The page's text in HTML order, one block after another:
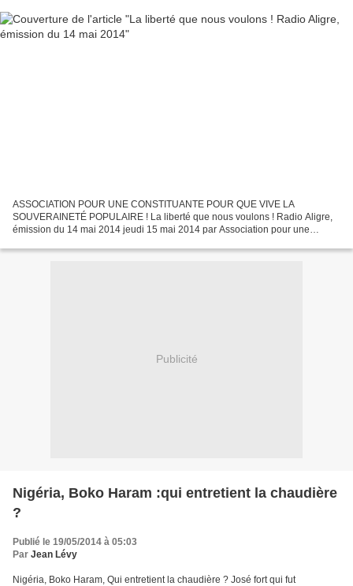
ASSOCIATION POUR UNE CONSTITUANTE POUR QUE VIVE LA
SOUVERAINETÉ POPULAIRE ! La liberté que nous voulons ! Radio Aligre,
émission du 14 mai 2014 jeudi 15 mai 2014 par Association pour une
Publicité
Nigéria, Boko Haram :qui entretient la chaudière
?
Publié le 19/05/2014 à 05:03
Par Jean Lévy
Nigéria, Boko Haram, Qui entretient la chaudière ? José fort qui fut